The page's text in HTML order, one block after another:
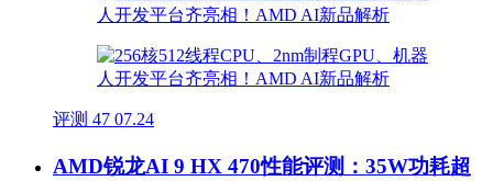
评测 47 07.24
AMD锐龙AI 9 HX 470性能评测：35W功耗超